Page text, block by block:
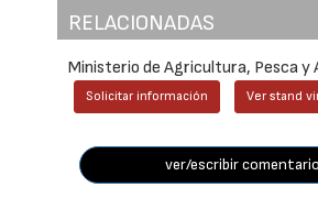
RELACIONADAS
Ministerio de Agricultura, Pesca y
Solicitar información Ver stand
ver/escribir